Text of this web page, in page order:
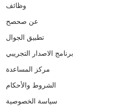
وظائف
عن صحصح
تطبيق الجوال
برنامج الاصدار التجريبي
مركز المساعدة
الشروط والأحكام
سياسة الخصوصية